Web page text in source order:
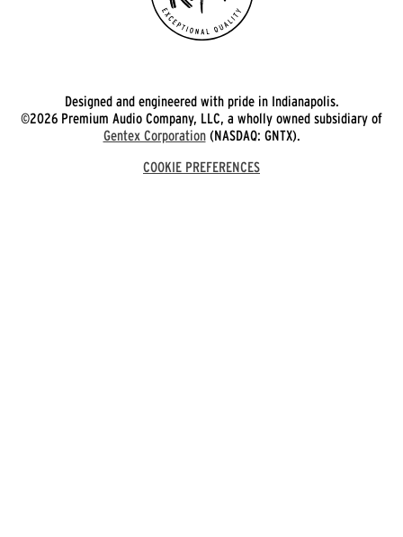
Designed and engineered with pride in Indianapolis.
©2026 Premium Audio Company, LLC, a wholly owned subsidiary of
Gentex Corporation(NASDAQ: GNTX).
COOKIE PREFERENCES